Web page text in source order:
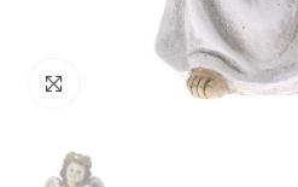
Click to enlarge